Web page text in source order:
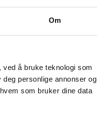
Om
ved å bruke teknologi som
personlige annonser og
som bruker dine data